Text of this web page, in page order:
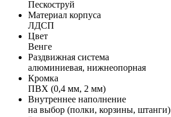
Пескоструй
Материал корпуса
ЛДСП
Цвет
Венге
Раздвижная система
алюминиевая, нижнеопорная
Кромка
ПВХ (0,4 мм, 2 мм)
Внутреннее наполнение
на выбор (полки, корзины, штанги)